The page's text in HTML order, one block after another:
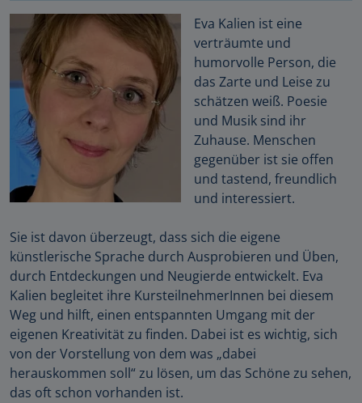
Eva Kalien ist eine
verträumte und
humorvolle Person, die
das Zarte und Leise zu
schätzen weiß. Poesie
und Musik sind ihr
Zuhause. Menschen
gegenüber ist sie offen
und tastend, freundlich
und interessiert.
Sie ist davon überzeugt, dass sich die eigene
künstlerische Sprache durch Ausprobieren und Üben,
durch Entdeckungen und Neugierde entwickelt. Eva
Kalien begleitet ihre KursteilnehmerInnen bei diesem
Weg und hilft, einen entspannten Umgang mit der
eigenen Kreativität zu finden. Dabei ist es wichtig, sich
von der Vorstellung von dem was „dabei
herauskommen soll“ zu lösen, um das Schöne zu sehen,
das oft schon vorhanden ist.